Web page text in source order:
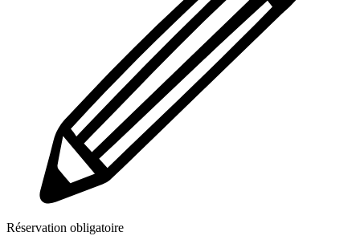
Réservation obligatoire